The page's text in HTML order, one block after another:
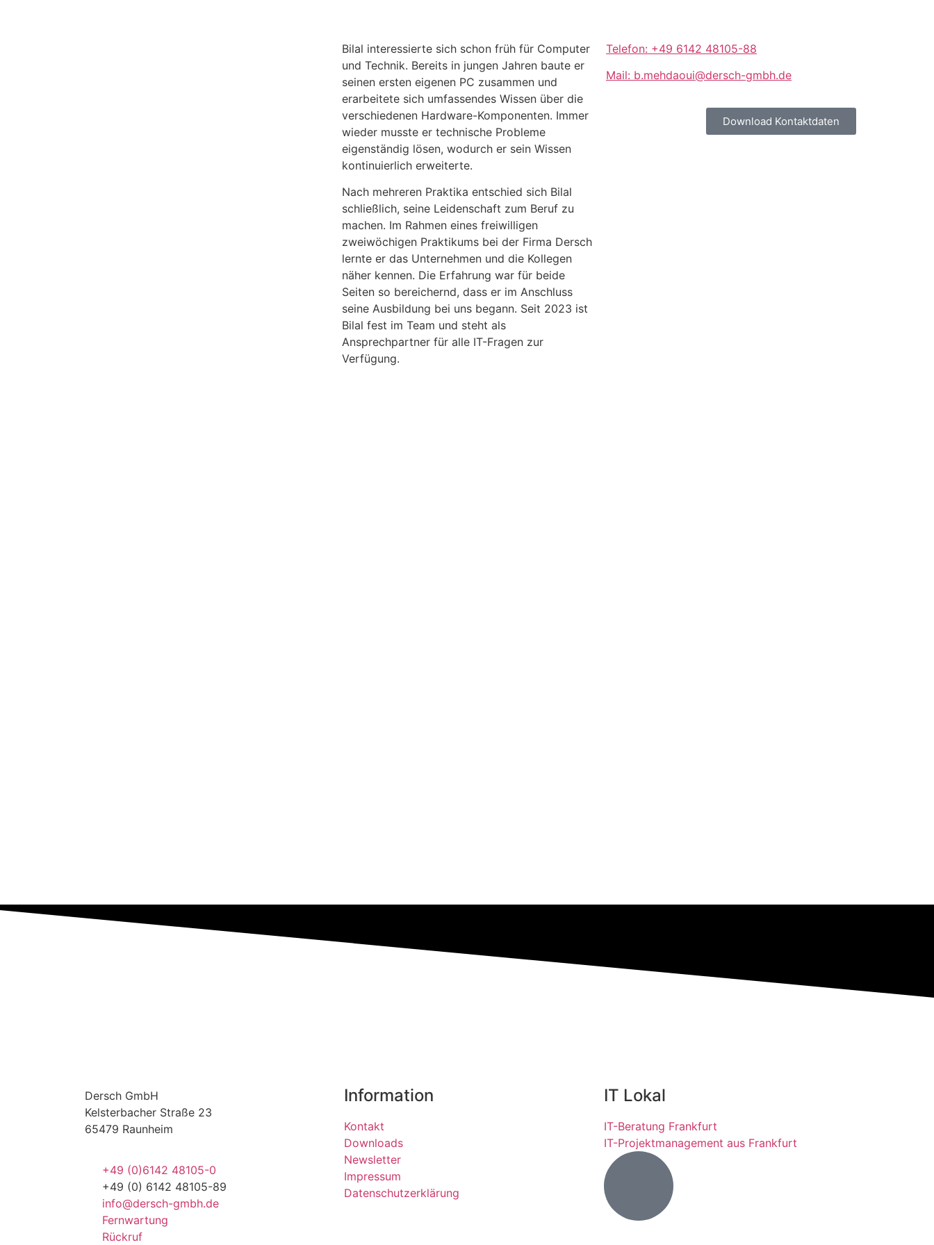
Bilal interessierte sich schon früh für Computer
und Technik. Bereits in jungen Jahren baute er
seinen ersten eigenen PC zusammen und
erarbeitete sich umfassendes Wissen über die
verschiedenen Hardware-Komponenten. Immer
wieder musste er technische Probleme
eigenständig lösen, wodurch er sein Wissen
kontinuierlich erweiterte.
Nach mehreren Praktika entschied sich Bilal
schließlich, seine Leidenschaft zum Beruf zu
machen. Im Rahmen eines freiwilligen
zweiwöchigen Praktikums bei der Firma Dersch
lernte er das Unternehmen und die Kollegen
näher kennen. Die Erfahrung war für beide
Seiten so bereichernd, dass er im Anschluss
seine Ausbildung bei uns begann. Seit 2023 ist
Bilal fest im Team und steht als
Ansprechpartner für alle IT-Fragen zur
Verfügung.
Telefon: +49 6142 48105-88
Mail: b.mehdaoui@dersch-gmbh.de
Download Kontaktdaten
Dersch GmbH
Kelsterbacher Straße 23
65479 Raunheim
+49 (0)6142 48105-0
+49 (0) 6142 48105-89
info@dersch-gmbh.de
Fernwartung
Rückruf
Information
Kontakt
Downloads
Newsletter
Impressum
Datenschutzerklärung
IT Lokal
IT-Beratung Frankfurt
IT-Projektmanagement aus Frankfurt